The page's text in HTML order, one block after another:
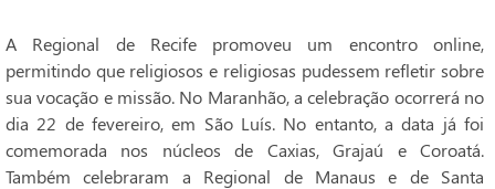
A Regional de Recife promoveu um encontro online,
permitindo que religiosos e religiosas pudessem refletir sobre
sua vocação e missão. No Maranhão, a celebração ocorrerá no
dia 22 de fevereiro, em São Luís. No entanto, a data já foi
comemorada nos núcleos de Caxias, Grajaú e Coroatá.
Também celebraram a Regional de Manaus e de Santa